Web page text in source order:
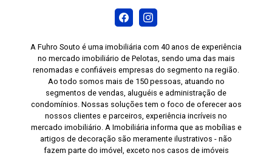
A Fuhro Souto é uma imobiliária com 40 anos de experiência
no mercado imobiliário de Pelotas, sendo uma das mais
renomadas e confiáveis empresas do segmento na região.
Ao todo somos mais de 150 pessoas, atuando no
segmentos de vendas, aluguéis e administração de
condomínios. Nossas soluções tem o foco de oferecer aos
nossos clientes e parceiros, experiência incríveis no
mercado imobiliário. A Imobiliária informa que as mobílias e
artigos de decoração são meramente ilustrativos - não
fazem parte do imóvel, exceto nos casos de imóveis